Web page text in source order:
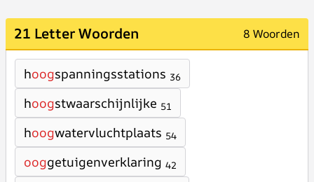
21 Letter Woorden 8 Woorden
hoogspanningsstations 36
hoogstwaarschijnlijke 51
hoogwatervluchtplaats 54
ooggetuigenverklaring 42